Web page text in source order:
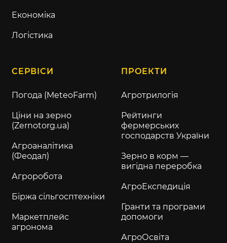
Економіка
Логістика
СЕРВІСИ
Погода (MeteoFarm)
Ціни на зерно
(Zernotorg.ua)
Агроаналітика
(Феодал)
Агроробота
Біржа сільгосптехніки
Маркетплейс
агронома
ПРОЕКТИ
Агротрилогія
Рейтинги
фермерських
господарств України
Зерно в корм —
вигідна переробка
АгроЕкспедиція
Гранти та програми
допомоги
АгроОсвіта